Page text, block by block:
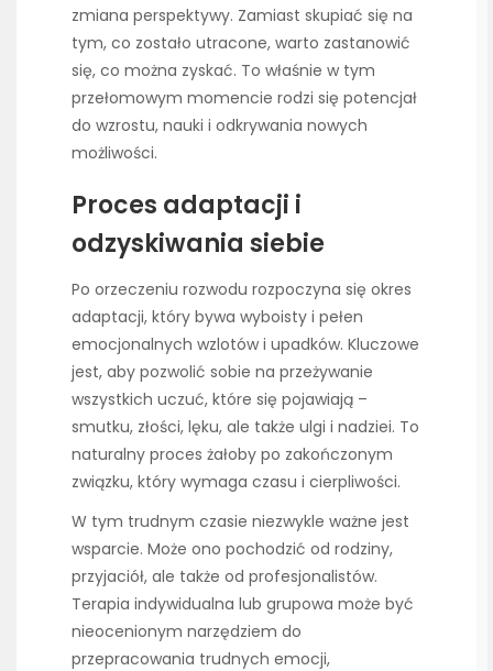
zmiana perspektywy. Zamiast skupiać się na
tym, co zostało utracone, warto zastanowić
się, co można zyskać. To właśnie w tym
przełomowym momencie rodzi się potencjał
do wzrostu, nauki i odkrywania nowych
możliwości.
Proces adaptacji i
odzyskiwania siebie
Po orzeczeniu rozwodu rozpoczyna się okres
adaptacji, który bywa wyboisty i pełen
emocjonalnych wzlotów i upadków. Kluczowe
jest, aby pozwolić sobie na przeżywanie
wszystkich uczuć, które się pojawiają –
smutku, złości, lęku, ale także ulgi i nadziei. To
naturalny proces żałoby po zakończonym
związku, który wymaga czasu i cierpliwości.
W tym trudnym czasie niezwykle ważne jest
wsparcie. Może ono pochodzić od rodziny,
przyjaciół, ale także od profesjonalistów.
Terapia indywidualna lub grupowa może być
nieocenionym narzędziem do
przepracowania trudnych emocji,